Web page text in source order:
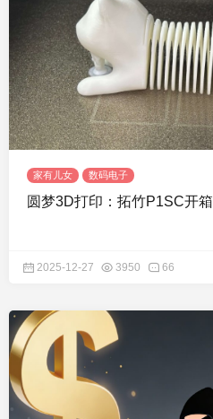
家有儿女 数码电子
圆梦3D打印：拓竹P1SC开箱
2025-12-27 3950 66